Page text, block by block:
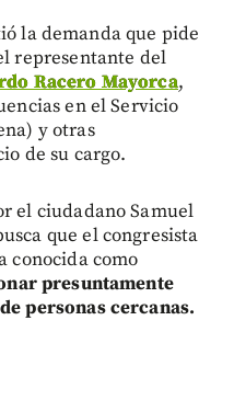
la demanda que pide
representante del
Racero Mayorca,
en el Servicio
y otras
de su cargo.
el ciudadano Samuel
que el congresista
conocida como
presuntamente
personas cercanas.